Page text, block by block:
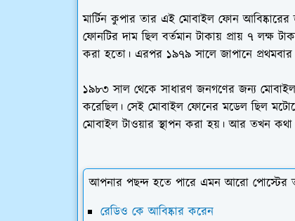
মার্টিন কুপার তার এই মোবাইল ফোন আবিষ্কারের
ফোনটির দাম ছিল বর্তমান টাকায় প্রায় ৭ লক্ষ
করা হতো। এরপর ১৯৭৯ সালে জাপানে
১৯৮৩ সাল থেকে সাধারণ জনগণের জন্য
করেছিল। সেই মোবাইল ফোনের মডেল ছিল
মোবাইল টাওয়ার স্থাপন করা হয়। আর তখন
আপনার পছন্দ হতে পারে এমন আরো পোস্টের
রেডিও কে আবিষ্কার করেন